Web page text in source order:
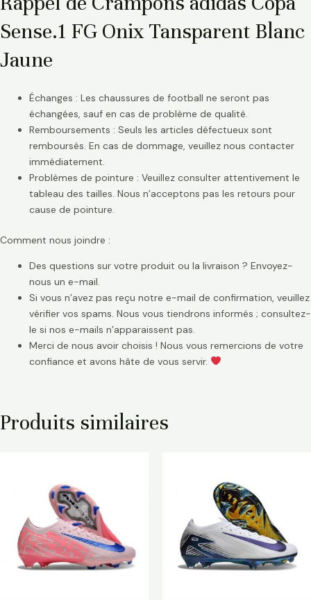
Sense.1 FG Onix Tansparent Blanc
Jaune
Échanges : Les chaussures de football ne seront pas
échangées, sauf en cas de problème de qualité.
Remboursements : Seuls les articles défectueux sont
remboursés. En cas de dommage, veuillez nous contacter
immédiatement.
Problèmes de pointure : Veuillez consulter attentivement le
tableau des tailles. Nous n’acceptons pas les retours pour
cause de pointure.
Comment nous joindre :
Des questions sur votre produit ou la livraison ? Envoyez-
nous un e-mail.
Si vous n’avez pas reçu notre e-mail de confirmation, veuillez
vérifier vos spams. Nous vous tiendrons informés ; consultez-
le si nos e-mails n’apparaissent pas.
Merci de nous avoir choisis ! Nous vous remercions de votre
confiance et avons hâte de vous servir.
Produits similaires